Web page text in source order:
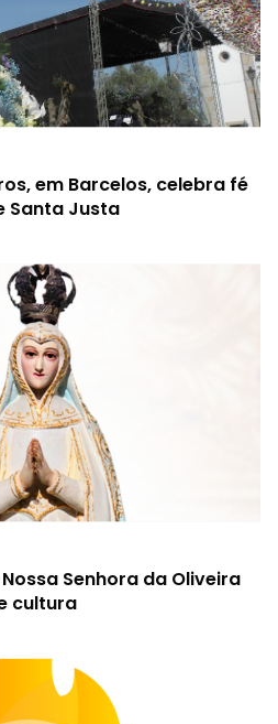
em Barcelos, celebra fé
Santa Justa
Senhora da Oliveira
cultura